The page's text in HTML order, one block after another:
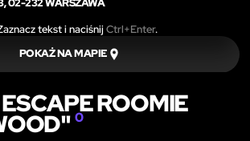
02-232 WARSZAWA
tekst i naciśnijCtrl+Enter.
POKAŻ NA MAPIE
ROOMIE
0